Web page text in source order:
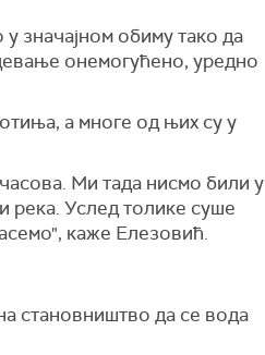
значајном обиму тако да
онемогућено, уредно
а многе од њих су у
Ми тада нисмо били у
река. Услед толике суше
каже Елезовић.
становништво да се вода